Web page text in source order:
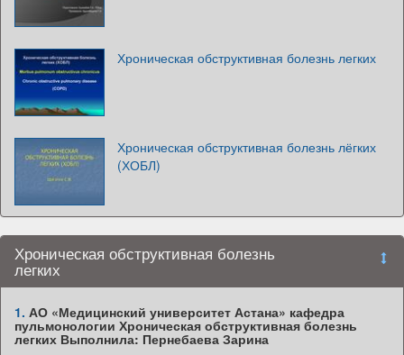
Хроническая обструктивная болезнь легких
Хроническая обструктивная болезнь лёгких
(ХОБЛ)
Хроническая обструктивная болезнь
легких
1. АО «Медицинский университет Астана» кафедра
пульмонологии Хроническая обструктивная болезнь
легких Выполнила: Пернебаева Зарина